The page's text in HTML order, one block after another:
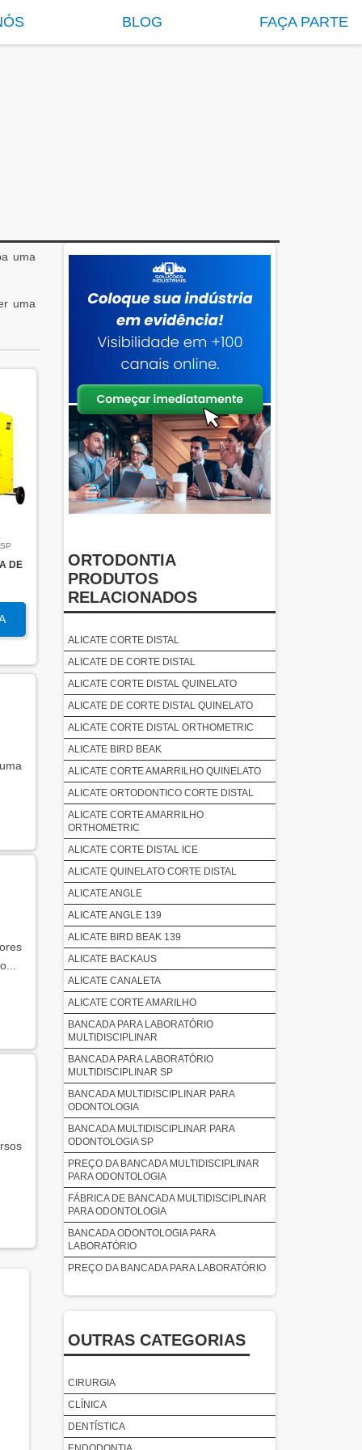
BLOG FAÇA PARTE
uma
uma
DE
ORTODONTIA
PRODUTOS
RELACIONADOS
ALICATE CORTE DISTAL
ALICATE DE CORTE DISTAL
ALICATE CORTE DISTAL QUINELATO
ALICATE DE CORTE DISTAL QUINELATO
ALICATE CORTE DISTAL ORTHOMETRIC
ALICATE BIRD BEAK
ALICATE CORTE AMARRILHO QUINELATO
ALICATE ORTODONTICO CORTE DISTAL
ALICATE CORTE AMARRILHO
ORTHOMETRIC
ALICATE CORTE DISTAL ICE
ALICATE QUINELATO CORTE DISTAL
ALICATE ANGLE
ALICATE ANGLE 139
ALICATE BIRD BEAK 139
ALICATE BACKAUS
ALICATE CANALETA
ALICATE CORTE AMARILHO
BANCADA PARA LABORATÓRIO
MULTIDISCIPLINAR
BANCADA PARA LABORATÓRIO
MULTIDISCIPLINAR SP
BANCADA MULTIDISCIPLINAR PARA
ODONTOLOGIA
BANCADA MULTIDISCIPLINAR PARA
ODONTOLOGIA SP
PREÇO DA BANCADA MULTIDISCIPLINAR
PARA ODONTOLOGIA
FÁBRICA DE BANCADA MULTIDISCIPLINAR
PARA ODONTOLOGIA
BANCADA ODONTOLOGIA PARA
LABORATÓRIO
PREÇO DA BANCADA PARA LABORATÓRIO
BANCADA PARA LABORATÓRIO PARA
FACULDADE
BANCADA PARA LABORATÓRIO DE
LEITURA
BANCADA PARA LABORATÓRIO DE
ESCULTURA
OUTRAS CATEGORIAS
CIRURGIA
CLÍNICA
DENTÍSTICA